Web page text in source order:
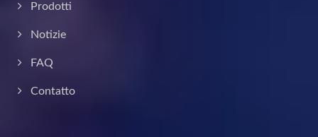
Prodotti
Notizie
FAQ
Contatto